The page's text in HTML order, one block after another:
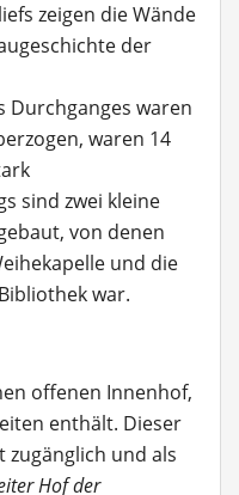
zeigen die Wände
der
Durchganges waren
waren 14
sind zwei kleine
von denen
und die
war.
offenen Innenhof,
enthält. Dieser
und als
Hof der